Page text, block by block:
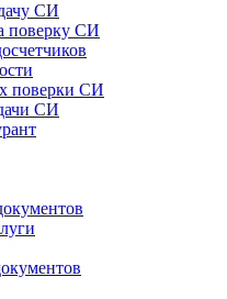
СИ
поверку СИ
поверки СИ
СИ